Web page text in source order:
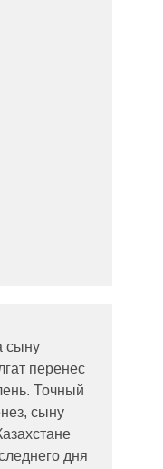
сыну
перенес
Точный
сыну
дня